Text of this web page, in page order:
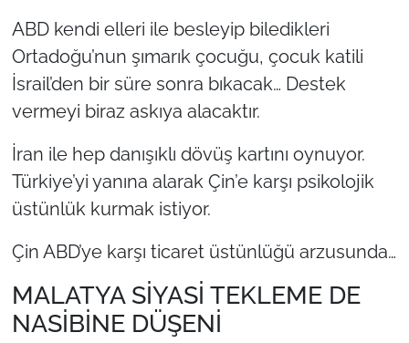
ABD kendi elleri ile besleyip biledikleri
Ortadoğu’nun şımarık çocuğu, çocuk katili
İsrail’den bir süre sonra bıkacak… Destek
vermeyi biraz askıya alacaktır.
İran ile hep danışıklı dövüş kartını oynuyor.
Türkiye’yi yanına alarak Çin’e karşı psikolojik
üstünlük kurmak istiyor.
Çin ABD’ye karşı ticaret üstünlüğü arzusunda…
MALATYA SİYASİ TEKLEME DE
NASİBİNE DÜŞENİ